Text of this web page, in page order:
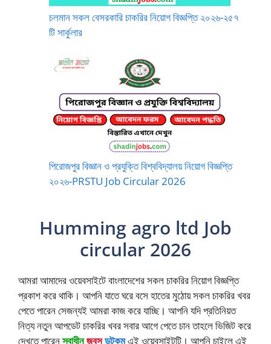
চলমান সকল বেসরকারি চাকরির নিয়োগ বিজ্ঞপ্তি ২০২৬-২৫৭
টি সার্কুলার
পিরোজপুর বিজ্ঞান ও প্রযুক্তি বিশ্ববিদ্যালয় নিয়োগ বিজ্ঞপ্তি
২০২৬-PRSTU Job Circular 2026
Humming agro ltd Job
circular 2026
আমরা আমাদের ওয়েবসাইটে বাংলাদেশের সকল চাকরির নিয়োগ বিজ্ঞপ্তি
প্রকাশ করে থাকি। আপনি যাতে ঘরে বসে হাতের মুঠোয় সকল চাকরির খবর
পেতে পারেন সেজন্যই আমরা কাজ করে যাচ্ছি। আপনি যদি প্রতিনিয়ত
নিত্য নতুন আপডেট চাকরির খবর সবার আগে পেতে চান তাহলে ভিজিট করে
দেখতে পারেনস্বাধীনজবসডটকমএই ওয়েবসাইটটি। আপনি চাইলে এই